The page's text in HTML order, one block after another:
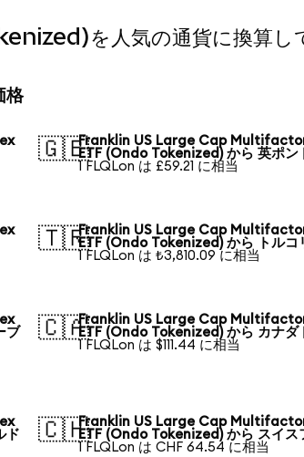
を人気の通貨に換算し
格
🇬🇧Franklin US Large Cap
ETF (Ondo Tokenized) から 英ポン
1 FLQLon は £59.21 に相当
🇹🇷Franklin US Large Cap
ETF (Ondo Tokenized) から トルコ
1 FLQLon は ₺3,810.09 に相当
ブ
🇨🇦Franklin US Large Cap
ETF (Ondo Tokenized) から カナダ
1 FLQLon は $111.44 に相当
ド
🇨🇭Franklin US Large Cap
ETF (Ondo Tokenized) から スイス
1 FLQLon は CHF 64.54 に相当